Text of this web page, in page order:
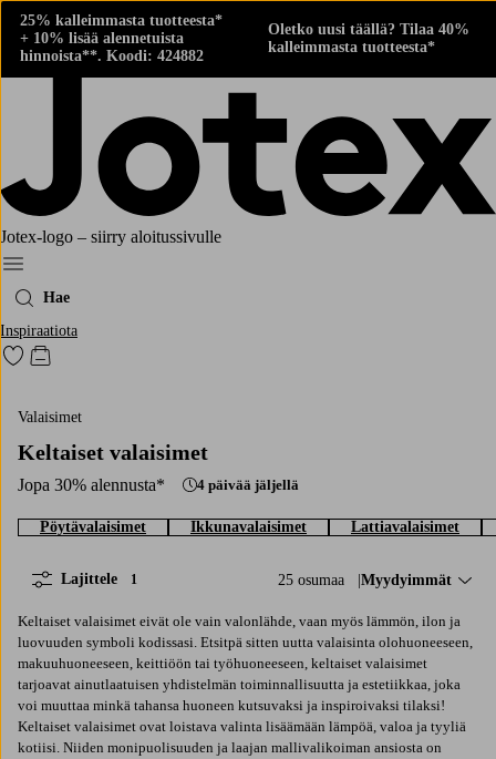
25% kalleimmasta tuotteesta*
+ 10% lisää alennetuista
hinnoista**. Koodi: 424882
Oletko uusi täällä? Tilaa 40%
kalleimmasta tuotteesta*
Jotex-logo – siirry aloitussivulle
Menu
Hae
Inspiraatiota
Siirry merkittyihin suosikkituotteisiin
Siirry ostoskoriin
Valaisimet
Keltaiset valaisimet
Jopa 30% alennusta* 4 päivää jäljellä
Pöytävalaisimet Ikkunavalaisimet Lattiavalaisimet
25 osumaa Lajittele:
Myydyimmät
Lajittele 1
Keltaiset valaisimet eivät ole vain valonlähde, vaan myös lämmön, ilon ja
luovuuden symboli kodissasi. Etsitpä sitten uutta valaisinta olohuoneeseen,
makuuhuoneeseen, keittiöön tai työhuoneeseen, keltaiset valaisimet
tarjoavat ainutlaatuisen yhdistelmän toiminnallisuutta ja estetiikkaa, joka
voi muuttaa minkä tahansa huoneen kutsuvaksi ja inspiroivaksi tilaksi!
Keltaiset valaisimet ovat loistava valinta lisäämään lämpöä, valoa ja tyyliä
kotiisi. Niiden monipuolisuuden ja laajan mallivalikoiman ansiosta on